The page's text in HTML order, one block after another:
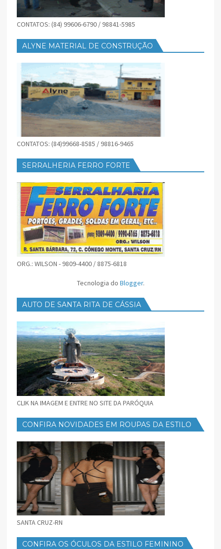
CONTATOS: (84) 99606-6790 / 98841-5985
ALYNE MATERIAL DE CONSTRUÇÃO
CONTATOS: (84)99668-8585 / 98816-9465
SERRALHERIA FERRO FORTE
ORG.: WILSON - 9809-4400 / 8875-6818
Tecnologia do Blogger.
AUTO DE SANTA RITA DE CÁSSIA
CLIK NA IMAGEM E ENTRE NO SITE DA PARÓQUIA
CONFIRA NOVIDADES EM ROUPAS DA ESTILO
SANTA CRUZ-RN
CONFIRA OS ÓCULOS DA ESTILO FEMININO